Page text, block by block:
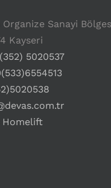
Sanayi
Kayseri
5020537
Homelift